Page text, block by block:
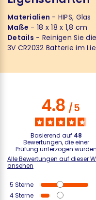
Materialien - HIPS, Glas
Maße - 18 x 18 x 1,8 cm
Details - Reinigen Sie
3V CR2032 Batterie im
4.8/5
Basierend auf 48
Bewertungen, die einer
Prüfung unterzogen wurden
Alle Bewertungen auf dieser
ansehen
5 Sterne
4Sterne